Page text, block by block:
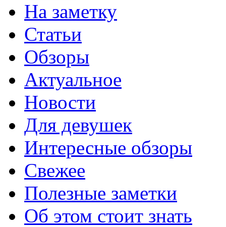
На заметку
Статьи
Обзоры
Актуальное
Новости
Для девушек
Интересные обзоры
Свежее
Полезные заметки
Об этом стоит знать